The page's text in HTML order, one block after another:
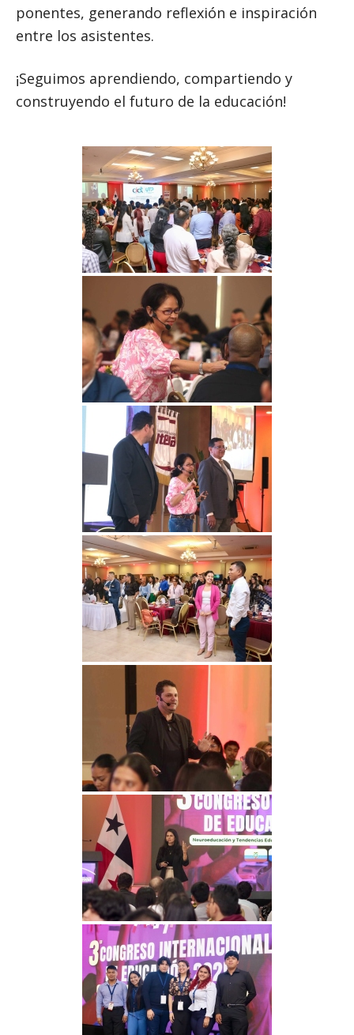
ponentes, generando reflexión e inspiración
entre los asistentes.
¡Seguimos aprendiendo, compartiendo y
construyendo el futuro de la educación!